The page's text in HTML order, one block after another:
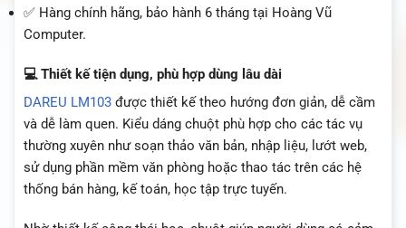
✅ Hàng chính hãng, bảo hành 6 tháng tại Hoàng Vũ
Computer.
💻 Thiết kế tiện dụng, phù hợp dùng lâu dài
DAREU LM103 được thiết kế theo hướng đơn giản, dễ cầm
và dễ làm quen. Kiểu dáng chuột phù hợp cho các tác vụ
thường xuyên như soạn thảo văn bản, nhập liệu, lướt web,
sử dụng phần mềm văn phòng hoặc thao tác trên các hệ
thống bán hàng, kế toán, học tập trực tuyến.